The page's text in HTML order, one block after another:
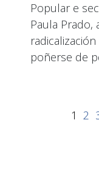
Popular e
Paula Prado,
poñerse de
1 2